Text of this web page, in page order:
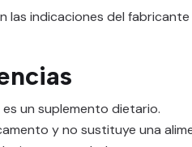
las indicaciones del
un suplemento dietario.
y no sustituye una